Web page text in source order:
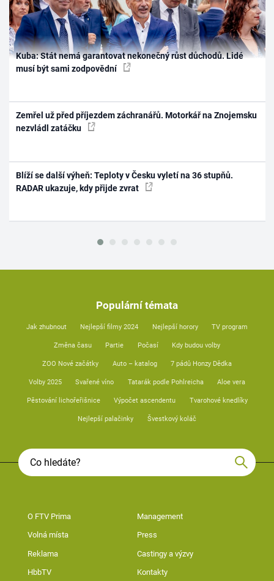
Kuba: Stát nemá garantovat nekonečný růst důchodů. Lidé
musí být sami zodpovědní
Zemřel už před příjezdem záchranářů. Motorkář na Znojemsku
nezvládl zatáčku
Blíží se další výheň: Teploty v Česku vyletí na 36 stupňů.
RADAR ukazuje, kdy přijde zvrat
Populární témata
Jak zhubnout Nejlepší filmy 2024 Nejlepší horory TV program
Změna času Partie Počasí Kdy budou volby
ZOO Nové začátky Auto – katalog 7 pádů Honzy Dědka
Volby 2025 Svařené víno Tatarák podle Pohlreicha Aloe vera
Pěstování lichořeřišnice Výpočet ascendentu Tvarohové knedlíky
Nejlepší palačinky Švestkový koláč
O FTV Prima Management
Volná místa Press
Reklama Castingy a výzvy
HbbTV Kontakty